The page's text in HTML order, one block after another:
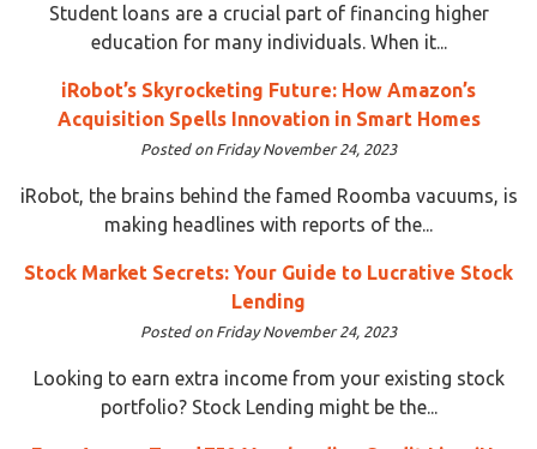
Student loans are a crucial part of financing higher
education for many individuals. When it...
iRobot’s Skyrocketing Future: How Amazon’s
Acquisition Spells Innovation in Smart Homes
Posted on Friday November 24, 2023
iRobot, the brains behind the famed Roomba vacuums, is
making headlines with reports of the...
Stock Market Secrets: Your Guide to Lucrative Stock
Lending
Posted on Friday November 24, 2023
Looking to earn extra income from your existing stock
portfolio? Stock Lending might be the...